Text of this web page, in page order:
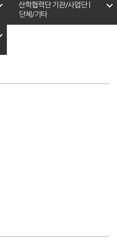
산학협력단 기관/사업단 |
단체/기타